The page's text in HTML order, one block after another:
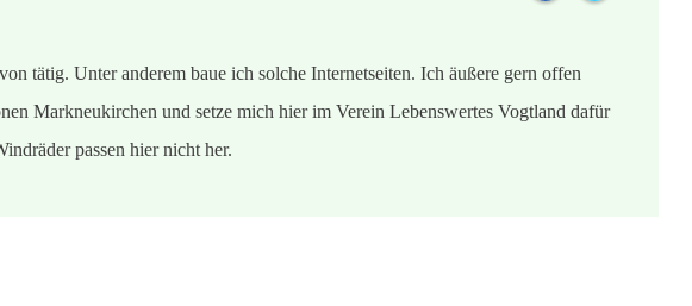
tätig. Unter anderem baue ich solche Internetseiten. Ich äußere gern offen
Markneukirchen und setze mich hier im Verein Lebenswertes Vogtland dafür
passen hier nicht her.